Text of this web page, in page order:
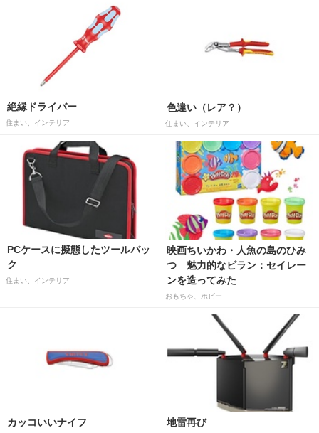
絶縁ドライバー
住まい、インテリア
色違い（レア？）
住まい、インテリア
PCケースに擬態したツールバッ
ク
住まい、インテリア
映画ちいかわ・人魚の島のひみ
つ 魅力的なビラン：セイレー
ンを造ってみた
おもちゃ、ホビー
カッコいいナイフ 地雷再び